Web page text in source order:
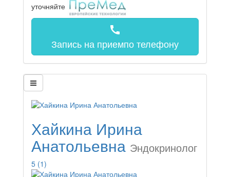
уточняйте
call
Запись на приемпо телефону
Хайкина Ирина
Анатольевна Эндокринолог
5 (1)